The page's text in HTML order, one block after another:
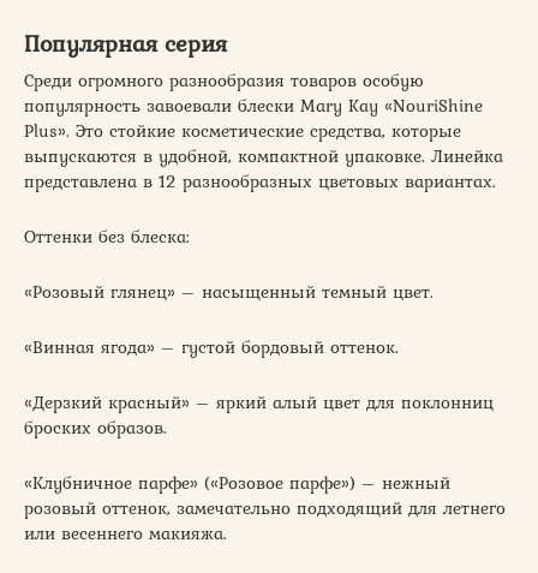
Популярная серия
Среди огромного разнообразия товаров особую
популярность завоевали блески Mary Kay «NouriShine
Plus». Это стойкие косметические средства, которые
выпускаются в удобной, компактной упаковке. Линейка
представлена в 12 разнообразных цветовых вариантах.
Оттенки без блеска:
«Розовый глянец» – насыщенный темный цвет.
«Винная ягода» – густой бордовый оттенок.
«Дерзкий красный» – яркий алый цвет для поклонниц
броских образов.
«Клубничное парфе» («Розовое парфе») – нежный
розовый оттенок, замечательно подходящий для летнего
или весеннего макияжа.